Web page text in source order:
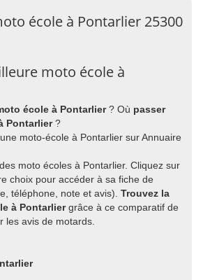
école à Pontarlier 25300
moto école à
école à Pontarlier? Où passer
Pontarlier?
moto-école à Pontarlier sur Annuaire
moto écoles à Pontarlier. Cliquez sur
choix pour accéder à sa fiche de
téléphone, note et avis). Trouvez la
à Pontarliergrâce à ce comparatif de
les avis de motards.